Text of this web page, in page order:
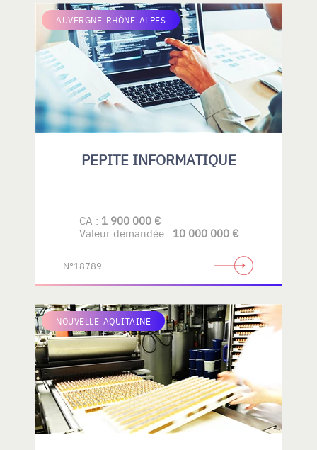
AUVERGNE-RHÔNE-ALPES
PEPITE INFORMATIQUE
CA : 1 900 000 €
Valeur demandée : 10 000 000 €
N°18789
NOUVELLE-AQUITAINE